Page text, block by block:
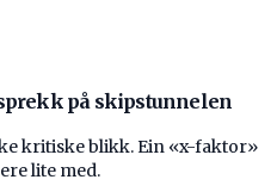
på skipstunnelen
kritiske blikk. Ein «x-faktor»
lite med.